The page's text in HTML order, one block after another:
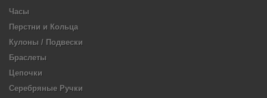
Часы
Перстни и Кольца
Кулоны / Подвески
Браслеты
Цепочки
Серебряные Ручки